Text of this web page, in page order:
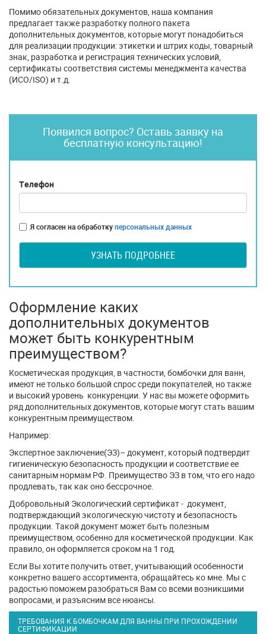
Помимо обязательных документов, наша компания
предлагает также разработку полного пакета
дополнительных документов, которые могут понадобиться
для реализации продукции: этикетки и штрих коды, товарный
знак, разработка и регистрация технических условий,
сертификаты соответствия системы менеджмента качества
(ИСО/ISO) и т.д.
Появился вопрос? Оставь заявку на
бесплатную консультацию!
Телефон
Я согласен на обработкуперсональных данных
УЗНАТЬ ПОДРОБНЕЕ
Оформление каких
дополнительных документов
может быть конкурентным
преимуществом?
Косметическая продукция, в частности, бомбочки для ванн,
имеют не только большой спрос среди покупателей, но также
и высокий уровень конкуренции. У нас вы можете оформить
ряд дополнительных документов, которые могут стать вашим
конкурентным преимуществом.
Например:
Экспертное заключение(ЭЗ)– документ, который подтвердит
гигиеническую безопасность продукции и соответствие ее
санитарным нормам РФ. Преимущество ЭЗ в том, что его надо
продлевать, так как оно бессрочное.
Добровольный Экологический сертификат - документ,
подтверждающий экологическую чистоту и безопасность
продукции. Такой документ может быть полезным
преимуществом, особенно для косметической продукции. Как
правило, он оформляется сроком на 1 год.
Если Вы хотите получить ответ, учитывающий особенности
конкретно вашего ассортимента, обращайтесь ко мне. Мы с
радостью поможем разобраться Вам со всеми возникшими
вопросами, и разъясним все нюансы.
ТРЕБОВАНИЯ К БОМБОЧКАМ ДЛЯ ВАННЫ ПРИ ПРОХОЖДЕНИИ
СЕРТИФИКАЦИИ